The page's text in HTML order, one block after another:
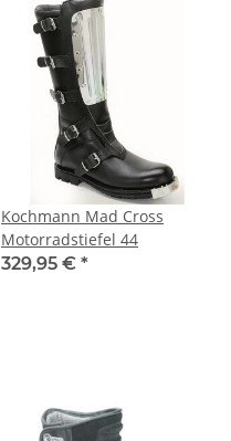
Kochmann Mad Cross
Motorradstiefel 44
329,95 € *